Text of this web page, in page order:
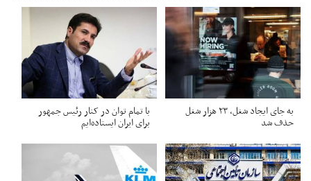
به جای ایجاد شغل، ۲۳ هزار شغل
حذف شد
با تمام توان در کنار رئیس جمهور
برای ایران ایستاده‌ایم